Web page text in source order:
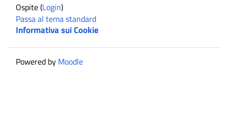
Ospite (Login)
Passa al tema standard
Informativa sui Cookie
Powered by Moodle